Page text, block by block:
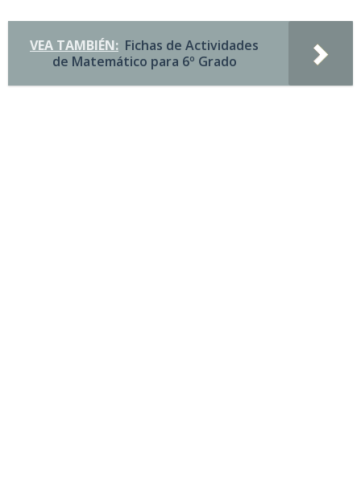
VEA TAMBIÉN: Fichas de Actividades
de Matemático para 6º Grado